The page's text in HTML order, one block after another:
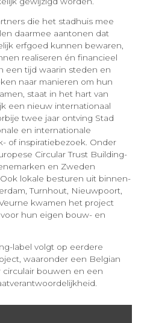
die het stadhuis mee
daarmee aantonen dat
erfgoed kunnen bewaren,
realiseren én financieel
een tijd waarin steden en
naar manieren om hun
staat in het hart van
een nieuw internationaal
twee jaar ontving Stad
en internationale
of inspiratiebezoek. Onder
Circular Trust Building-
en Zweden
lokale besturen uit binnen-
Turnhout, Nieuwpoort,
kwamen het project
hun eigen bouw- en
label volgt op eerdere
waaronder een Belgian
bouwen en een